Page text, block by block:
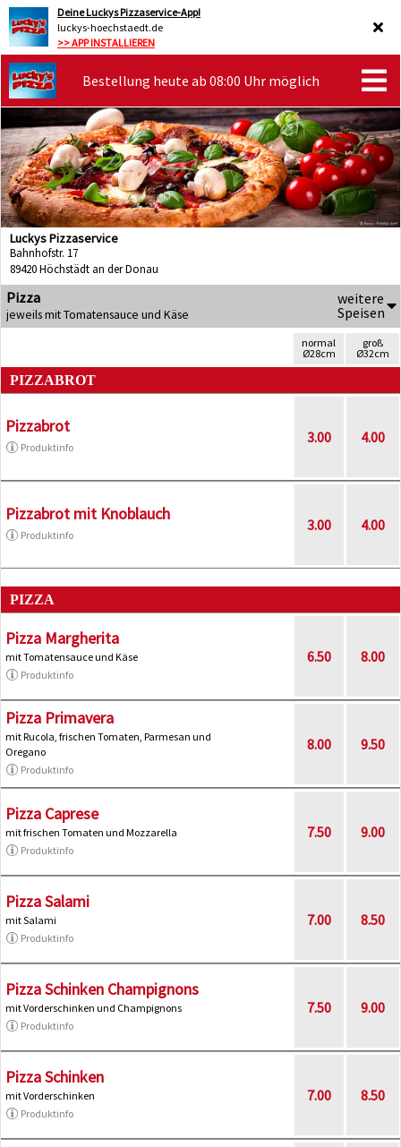
Deine Luckys Pizzaservice-App!
luckys-hoechstaedt.de
>> APP INSTALLIEREN
Bestellung heute ab 08:00 Uhr möglich
Luckys Pizzaservice
Bahnhofstr. 17
89420 Höchstädt an der Donau
Pizza
jeweils mit Tomatensauce und Käse
weitere
Speisen
normal
Ø28cm
groß
Ø32cm
PIZZABROT
Pizzabrot
Produktinfo
3.00 4.00
Pizzabrot mit Knoblauch
Produktinfo
3.00 4.00
PIZZA
Pizza Margherita
mit Tomatensauce und Käse
Produktinfo
6.50 8.00
Pizza Primavera
mit Rucola, frischen Tomaten, Parmesan und
Oregano
Produktinfo
8.00 9.50
Pizza Caprese
mit frischen Tomaten und Mozzarella
Produktinfo
7.50 9.00
Pizza Salami
mit Salami
Produktinfo
7.00 8.50
Pizza Schinken Champignons
mit Vorderschinken und Champignons
Produktinfo
7.50 9.00
Pizza Schinken
mit Vorderschinken
Produktinfo
7.00 8.50